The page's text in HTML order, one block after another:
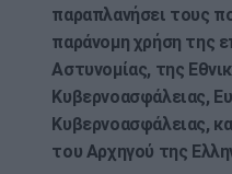
παραπλανήσει τους
παράνομη χρήση της
Αστυνομίας, της
Κυβερνοασφάλειας,
Κυβερνοασφάλειας,
του Αρχηγού της